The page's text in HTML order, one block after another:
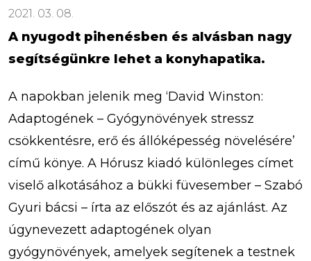
2021. 03. 08.
A nyugodt pihenésben és alvásban nagy
segítségünkre lehet a konyhapatika.
A napokban jelenik meg ‘David Winston:
Adaptogének – Gyógynövények stressz
csökkentésre, erő és állóképesség növelésére’
című könye. A Hórusz kiadó különleges címet
viselő alkotásához a bükki füvesember – Szabó
Gyuri bácsi – írta az előszót és az ajánlást. Az
úgynevezett adaptogének olyan
gyógynövények, amelyek segítenek a testnek